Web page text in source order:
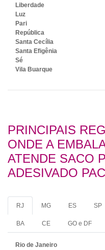
Liberdade
Luz
Pari
República
Santa Cecília
Santa Efigênia
Sé
Vila Buarque
PRINCIPAIS
ONDE A
ATENDE SACO
ADESIVADO
RJ MG ES SP
BA CE GO e DF
Rio de Janeiro